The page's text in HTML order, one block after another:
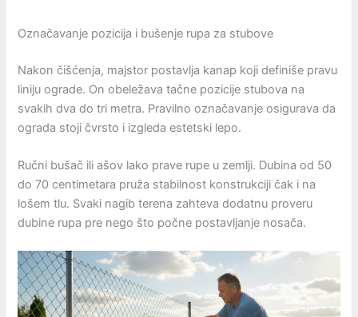
Označavanje pozicija i bušenje rupa za stubove
Nakon čišćenja, majstor postavlja kanap koji definiše pravu
liniju ograde. On obeležava tačne pozicije stubova na
svakih dva do tri metra. Pravilno označavanje osigurava da
ograda stoji čvrsto i izgleda estetski lepo.
Ručni bušač ili ašov lako prave rupe u zemlji. Dubina od 50
do 70 centimetara pruža stabilnost konstrukciji čak i na
lošem tlu. Svaki nagib terena zahteva dodatnu proveru
dubine rupa pre nego što počne postavljanje nosača.